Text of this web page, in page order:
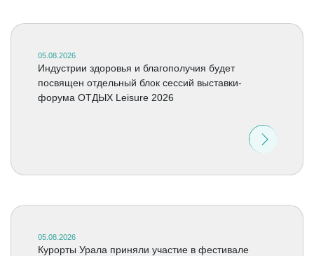
05.08.2026
Индустрии здоровья и благополучия будет
посвящен отдельный блок сессий выставки-
форума ОТДЫХ Leisure 2026
05.08.2026
Курорты Урала приняли участие в фестивале